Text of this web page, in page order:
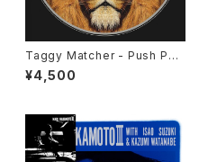
Taggy Matcher - Push Pus
h "LP"
¥4,500